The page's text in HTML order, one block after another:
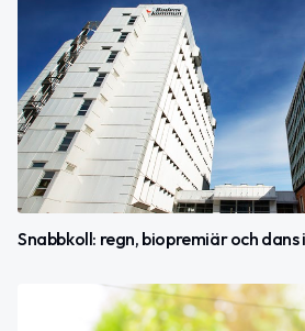
Snabbkoll: regn, biopremiär och dans